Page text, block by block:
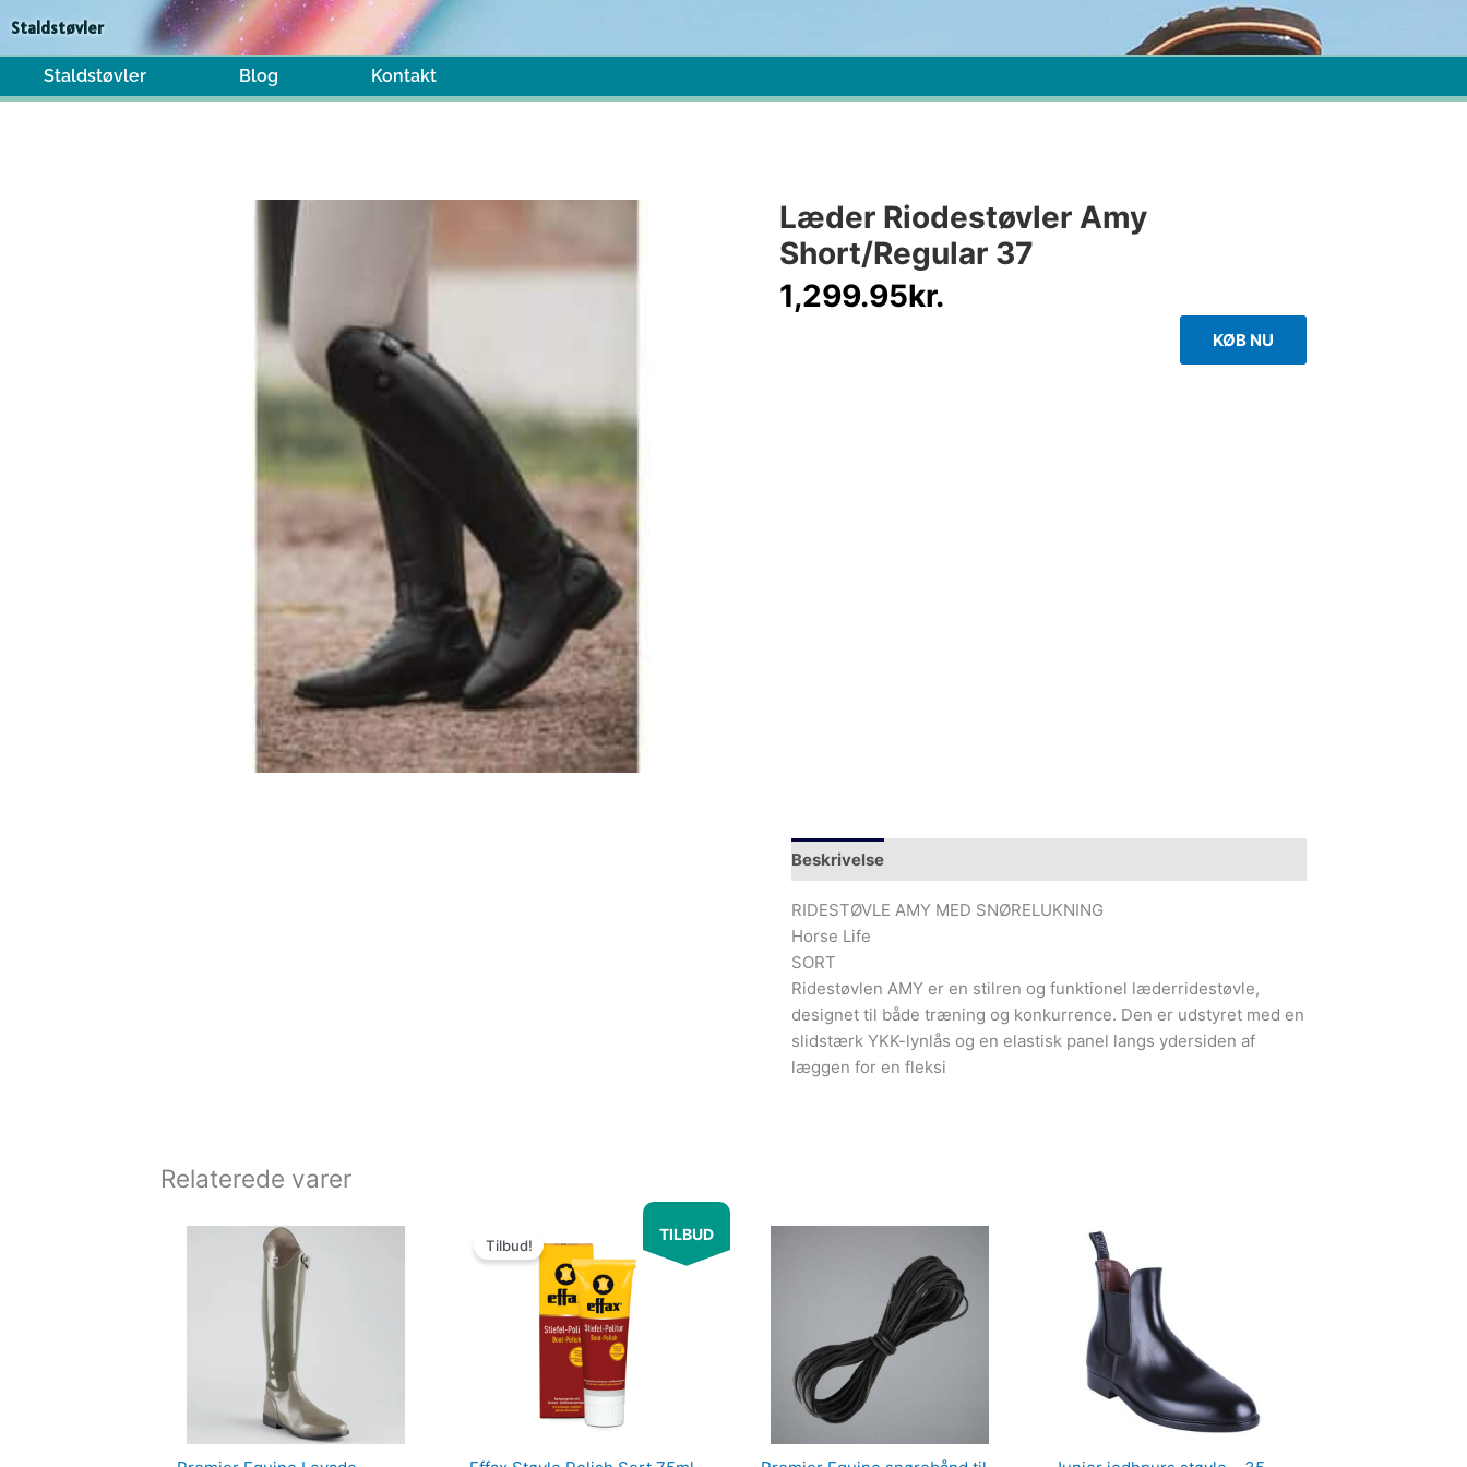
til
indholdet
Staldstøvler
Staldstøvler Blog Kontakt
Læder Riodestøvler Amy
Short/Regular 37
1,299.95kr.
KØB NU
Beskrivelse
RIDESTØVLE AMY MED SNØRELUKNING
Horse Life
SORT
Ridestøvlen AMY er en stilren og funktionel læderridestøvle,
designet til både træning og konkurrence. Den er udstyret med en
slidstærk YKK-lynlås og en elastisk panel langs ydersiden af
læggen for en fleksi
Relaterede varer
TILBUD
Tilbud!
oprindelige
pris
var:
99.00kr..
Den
aktuelle
pris
er:
49.00kr..